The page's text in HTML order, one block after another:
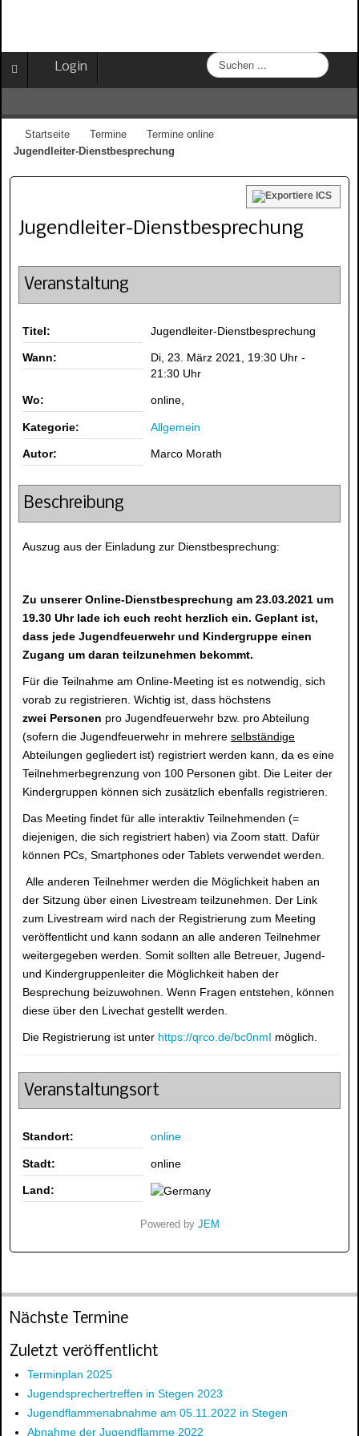
Login
S
u
c
n
Startseite Termine
Termine online
Jugendleiter-Dienstbesprechung
Jugendleiter-Dienstbesprechung
Veranstaltung
Titel: Jugendleiter-Dienstbesprechung
Wann: Di, 23. März 2021 19:30 Uhr -
21:30 Uhr
Wo: online,
Kategorie: Allgemein
Autor: Marco Morath
Beschreibung
Auszug aus der Einladung zur Dienstbesprechung:
Zu unserer Online-Dienstbesprechung am 23.03.2021 um
19.30 Uhr lade ich euch recht herzlich ein. Geplant ist,
dass jede Jugendfeuerwehr und Kindergruppe einen
Zugang um daran teilzunehmen bekommt.
Für die Teilnahme am Online-Meeting ist es notwendig, sich
vorab zu registrieren. Wichtig ist, dass höchstens
zwei Personen pro Jugendfeuerwehr bzw. pro Abteilung
(sofern die Jugendfeuerwehr in mehrere selbständige
Abteilungen gegliedert ist) registriert werden kann, da es eine
Teilnehmerbegrenzung von 100 Personen gibt. Die Leiter der
Kindergruppen können sich zusätzlich ebenfalls registrieren.
Das Meeting findet für alle interaktiv Teilnehmenden (=
diejenigen, die sich registriert haben) via Zoom statt. Dafür
können PCs, Smartphones oder Tablets verwendet werden.
Alle anderen Teilnehmer werden die Möglichkeit haben an
der Sitzung über einen Livestream teilzunehmen. Der Link
zum Livestream wird nach der Registrierung zum Meeting
veröffentlicht und kann sodann an alle anderen Teilnehmer
weitergegeben werden. Somit sollten alle Betreuer, Jugend-
und Kindergruppenleiter die Möglichkeit haben der
Besprechung beizuwohnen. Wenn Fragen entstehen, können
diese über den Livechat gestellt werden.
Die Registrierung ist unter https://qrco.de/bc0nmI möglich.
Veranstaltungsort
Standort: online
Stadt: online
Land:
Powered by JEM
Nächste Termine
Zuletzt veröffentlicht
Terminplan 2025
Jugendsprechertreffen in Stegen 2023
Jugendflammenabnahme am 05.11.2022 in Stegen
Abnahme der Jugendflamme 2022